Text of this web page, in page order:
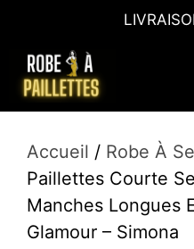
contenu
Accueil / Robe À
Paillettes Courte
Manches Longues
Glamour – Simona